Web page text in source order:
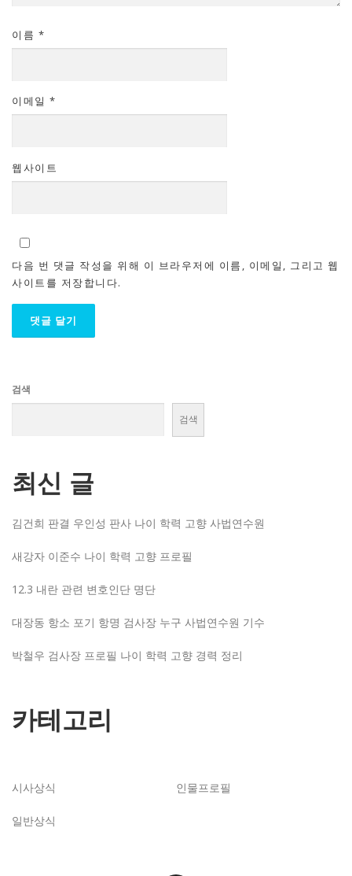
이름 *
이메일 *
웹사이트
다음 번 댓글 작성을 위해 이 브라우저에 이름, 이메일, 그리고 웹
사이트를 저장합니다.
검색
검색
최신 글
김건희 판결 우인성 판사 나이 학력 고향 사법연수원
새강자 이준수 나이 학력 고향 프로필
12.3 내란 관련 변호인단 명단
대장동 항소 포기 항명 검사장 누구 사법연수원 기수
박철우 검사장 프로필 나이 학력 고향 경력 정리
카테고리
시사상식 인물프로필
일반상식